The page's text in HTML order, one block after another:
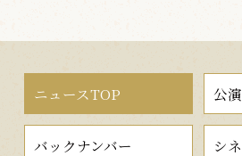
ニュースTOP 公
バックナンバー シ